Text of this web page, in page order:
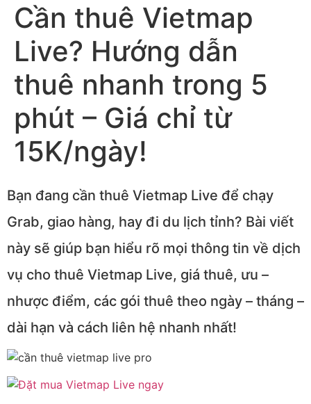
Cần thuê Vietmap
Live? Hướng dẫn
thuê nhanh trong 5
phút – Giá chỉ từ
15K/ngày!
Bạn đang cần thuê Vietmap Live để chạy
Grab, giao hàng, hay đi du lịch tỉnh? Bài viết
này sẽ giúp bạn hiểu rõ mọi thông tin về dịch
vụ cho thuê Vietmap Live, giá thuê, ưu –
nhược điểm, các gói thuê theo ngày – tháng –
dài hạn và cách liên hệ nhanh nhất!